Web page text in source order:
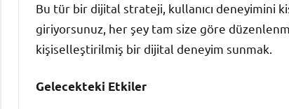
Bu tür bir dijital strateji, kullanıcı deneyimini
giriyorsunuz, her şey tam size göre
kişiselleştirilmiş bir dijital deneyim sunmak.
Gelecekteki Etkiler